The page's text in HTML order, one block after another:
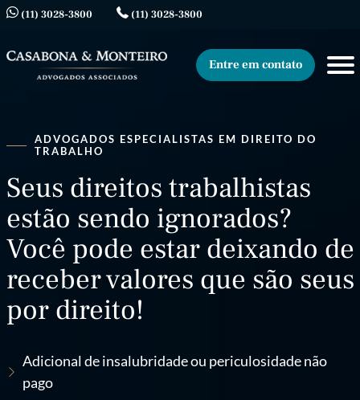
(11) 3028-3800 (11) 3028-3800
Entre em contato
ADVOGADOS ESPECIALISTAS EM DIREITO DO
TRABALHO
Seus direitos trabalhistas
estão sendo ignorados?
Você pode estar deixando de
receber valores que são seus
por direito!
Adicional de insalubridade ou periculosidade não
pago